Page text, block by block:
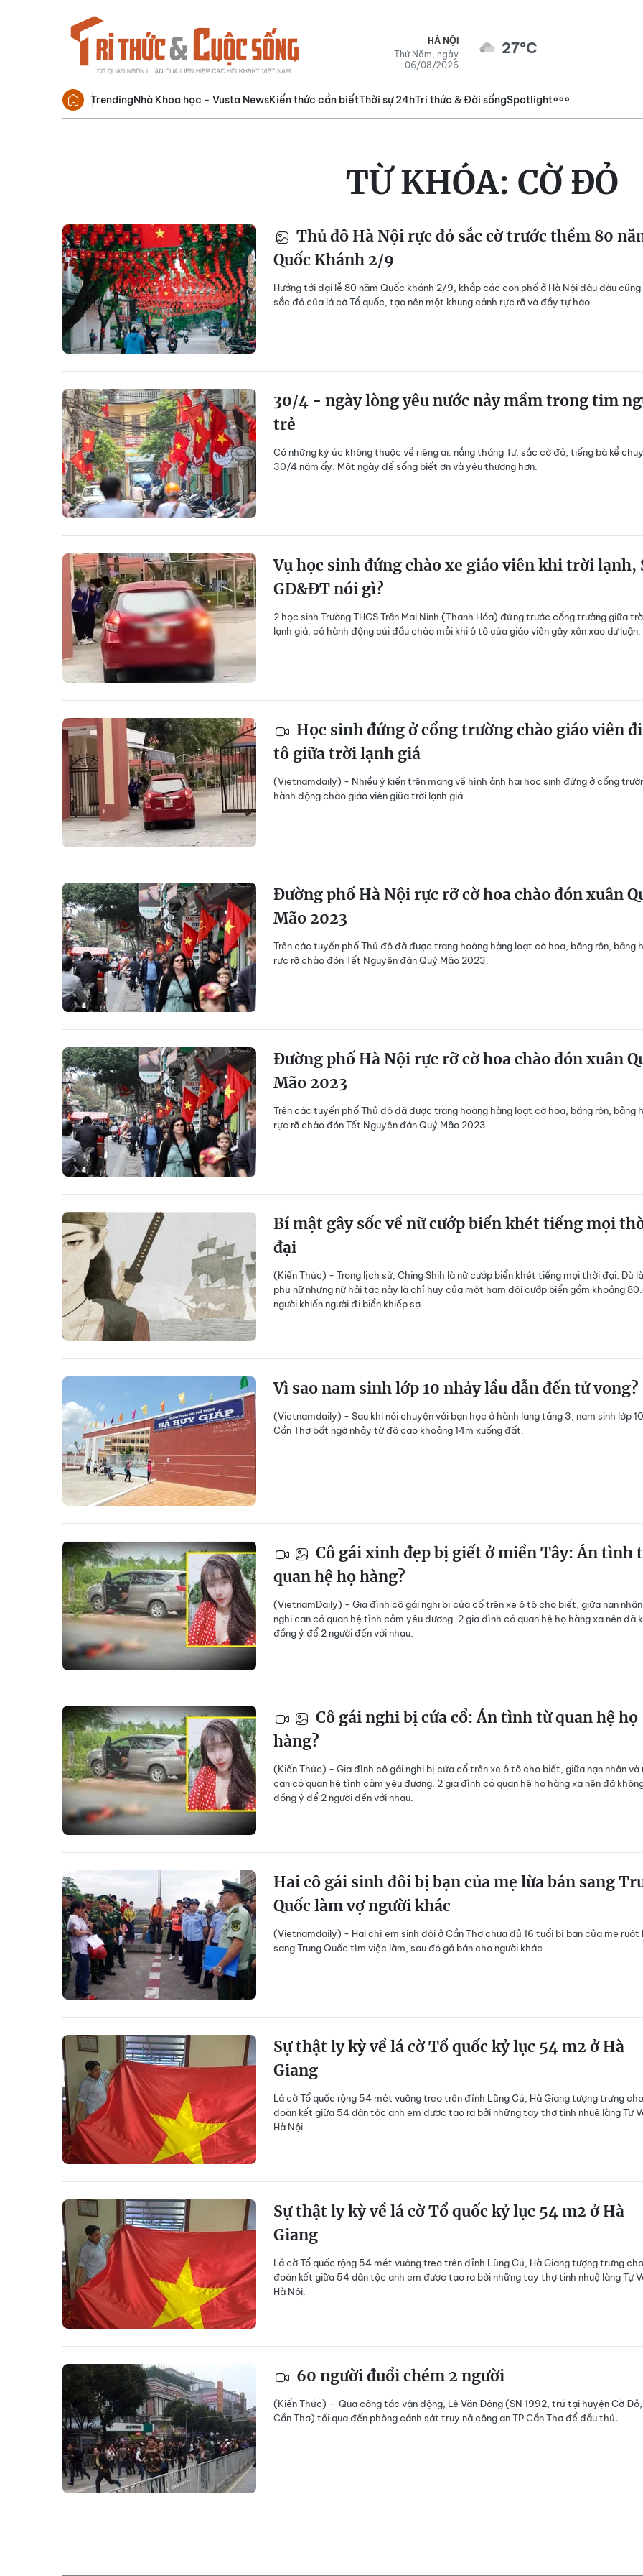
HÀ NỘI
Thứ Năm, ngày
06/08/2026
27°C
TrendingNhà Khoa học - Vusta NewsKiến thức cần biếtThời sự 24hTri thức & Đời sốngSpotlight
TỪ KHÓA: CỜ ĐỎ
Thủ đô Hà Nội rực đỏ sắc cờ trước thềm 80
Quốc Khánh 2/9
Hướng tới đại lễ 80 năm Quốc khánh 2/9, khắp các con phố ở Hà Nội đâu đâu
sắc đỏ của lá cờ Tổ quốc, tạo nên một khung cảnh rực rỡ và đầy tự hào.
30/4 - ngày lòng yêu nước nảy mầm trong tim
trẻ
Có những ký ức không thuộc về riêng ai: nắng tháng Tư, sắc cờ đỏ, tiếng bà kể
30/4 năm ấy. Một ngày để sống biết ơn và yêu thương hơn.
Vụ học sinh đứng chào xe giáo viên khi trời lạnh,
GD&ĐT nói gì?
2 học sinh Trường THCS Trần Mai Ninh (Thanh Hóa) đứng trước cổng trường giữa
lạnh giá, có hành động cúi đầu chào mỗi khi ô tô của giáo viên gây xôn xao dư luận.
Học sinh đứng ở cổng trường chào giáo viên
tô giữa trời lạnh giá
(Vietnamdaily) - Nhiều ý kiến trên mạng về hình ảnh hai học sinh đứng ở cổng
hành động chào giáo viên giữa trời lạnh giá.
Đường phố Hà Nội rực rỡ cờ hoa chào đón xuân
Mão 2023
Trên các tuyến phố Thủ đô đã được trang hoàng hàng loạt cờ hoa, băng rôn, bảng
rực rỡ chào đón Tết Nguyên đán Quý Mão 2023.
Đường phố Hà Nội rực rỡ cờ hoa chào đón xuân
Mão 2023
Trên các tuyến phố Thủ đô đã được trang hoàng hàng loạt cờ hoa, băng rôn, bảng
rực rỡ chào đón Tết Nguyên đán Quý Mão 2023.
Bí mật gây sốc về nữ cướp biển khét tiếng mọi
đại
(Kiến Thức) - Trong lịch sử, Ching Shih là nữ cướp biển khét tiếng mọi thời đại. Dù
phụ nữ nhưng nữ hải tặc này là chỉ huy của một hạm đội cướp biển gồm khoảng
người khiến người đi biển khiếp sợ.
Vì sao nam sinh lớp 10 nhảy lầu dẫn đến tử vong?
(Vietnamdaily) - Sau khi nói chuyện với bạn học ở hành lang tầng 3, nam sinh lớp
Cần Thơ bất ngờ nhảy từ độ cao khoảng 14m xuống đất.
Cô gái xinh đẹp bị giết ở miền Tây: Án tình
quan hệ họ hàng?
(VietnamDaily) - Gia đình cô gái nghi bị cứa cổ trên xe ô tô cho biết, giữa nạn
nghi can có quan hệ tình cảm yêu đương. 2 gia đình có quan hệ họ hàng xa nên đã
đồng ý để 2 người đến với nhau.
Cô gái nghi bị cứa cổ: Án tình từ quan hệ họ
hàng?
(Kiến Thức) - Gia đình cô gái nghi bị cứa cổ trên xe ô tô cho biết, giữa nạn nhân và
can có quan hệ tình cảm yêu đương. 2 gia đình có quan hệ họ hàng xa nên đã
đồng ý để 2 người đến với nhau.
Hai cô gái sinh đôi bị bạn của mẹ lừa bán sang
Quốc làm vợ người khác
(Vietnamdaily) - Hai chị em sinh đôi ở Cần Thơ chưa đủ 16 tuổi bị bạn của mẹ ruột
sang Trung Quốc tìm việc làm, sau đó gả bán cho người khác.
Sự thật ly kỳ về lá cờ Tổ quốc kỷ lục 54 m2 ở Hà
Giang
Lá cờ Tổ quốc rộng 54 mét vuông treo trên đỉnh Lũng Cú, Hà Giang tượng trưng
đoàn kết giữa 54 dân tộc anh em được tạo ra bởi những tay thợ tinh nhuệ làng Tự
Hà Nội.
Sự thật ly kỳ về lá cờ Tổ quốc kỷ lục 54 m2 ở Hà
Giang
Lá cờ Tổ quốc rộng 54 mét vuông treo trên đỉnh Lũng Cú, Hà Giang tượng trưng
đoàn kết giữa 54 dân tộc anh em được tạo ra bởi những tay thợ tinh nhuệ làng Tự
Hà Nội.
60 người đuổi chém 2 người
(Kiến Thức) - Qua công tác vận động, Lê Văn Đông (SN 1992, trú tại huyện Cờ Đỏ,
Cần Thơ) tối qua đến phòng cảnh sát truy nã công an TP Cần Thơ để đầu thú.